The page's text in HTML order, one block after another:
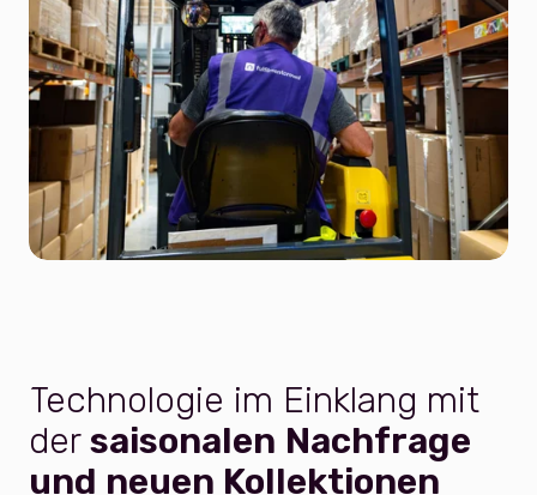
Technologie im Einklang mit
dersaisonalen Nachfrage
und neuen Kollektionen